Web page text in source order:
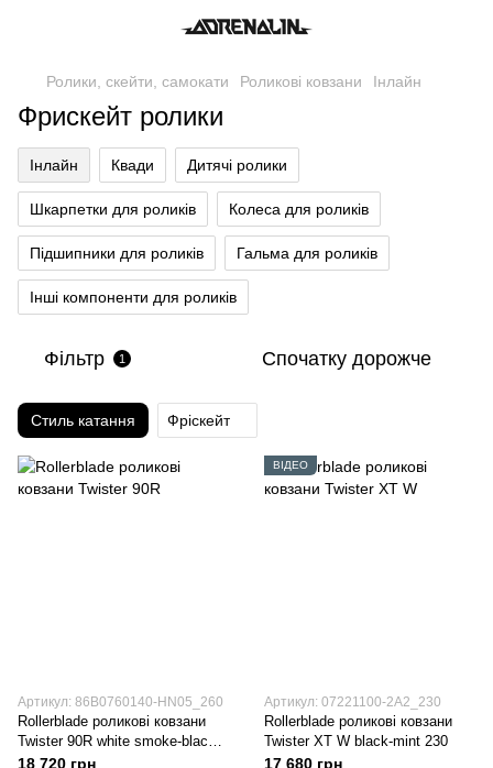
Ролики, скейти, самокати Роликові ковзани Інлайн
Фрискейт ролики
Інлайн Квади Дитячі ролики
Шкарпетки для роликів Колеса для роликів
Підшипники для роликів Гальма для роликів
Інші компоненти для роликів
Фільтр 1 Спочатку дорожче
Стиль катання Фріскейт
Артикул: 86B0760140-HN05_260
Rollerblade роликові ковзани
Twister 90R white smoke-black
260
18 720 грн
ВІДЕО
Артикул: 07221100-2A2_230
Rollerblade роликові ковзани
Twister XT W black-mint 230
17 680 грн